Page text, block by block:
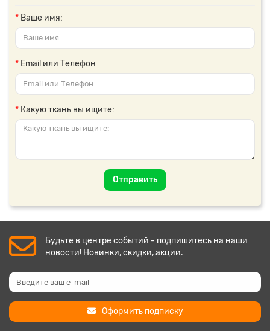
Ваше имя:
Email или Телефон
Какую ткань вы ищите:
Отправить
Будьте в центре событий - подпишитесь на наши
новости! Новинки, скидки, акции.
Оформить подписку